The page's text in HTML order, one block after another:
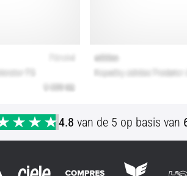
4.8 van de 5 op basis van